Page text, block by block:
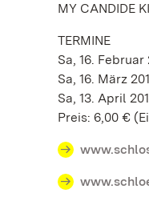
MY CANDIDE
TERMINE
Sa, 16. Februar
Sa, 16. März
Sa, 13. April
Preis: 6,00 €